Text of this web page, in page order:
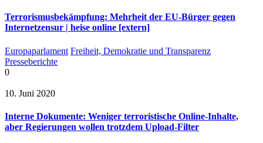
Terrorismusbekämpfung: Mehrheit der EU-Bürger gegen
Internetzensur | heise online [extern]
Europaparlament Freiheit, Demokratie und Transparenz
Presseberichte
0
10. Juni 2020
Interne Dokumente: Weniger terroristische Online-Inhalte,
aber Regierungen wollen trotzdem Upload-Filter